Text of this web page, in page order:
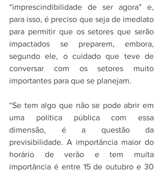
“imprescindibilidade de ser agora” e,
para isso, é preciso que seja de imediato
para permitir que os setores que serão
impactados se preparem, embora,
segundo ele, o cuidado que teve de
conversar com os setores muito
importantes para que se planejam.
“Se tem algo que não se pode abrir em
uma política pública com essa
dimensão, é a questão da
previsibilidade. A importância maior do
horário de verão e tem muita
importância é entre 15 de outubro e 30